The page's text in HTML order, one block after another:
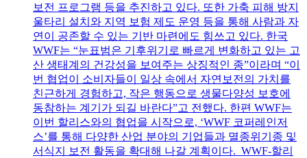
보전 프로그램 등을 추진하고 있다. 또한 가축 피해 방지
울타리 설치와 지역 보험 제도 운영 등을 통해 사람과 자
연이 공존할 수 있는 기반 마련에도 힘쓰고 있다. 한국
WWF는 “눈표범은 기후위기로 빠르게 변화하고 있는 고
산 생태계의 건강성을 보여주는 상징적인 종”이라며 “이
번 협업이 소비자들이 일상 속에서 자연보전의 가치를
친근하게 경험하고, 작은 행동으로 생물다양성 보호에
동참하는 계기가 되길 바란다”고 전했다. 한편 WWF는
이번 할리스와의 협업을 시작으로, ‘WWF 코퍼레인저
스’를 통해 다양한 산업 분야의 기업들과 멸종위기종 및
서식지 보전 활동을 확대해 나갈 계획이다. WWF-할리